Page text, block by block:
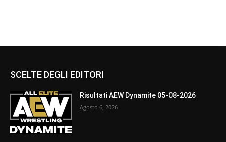
SCELTE DEGLI EDITORI
Risultati AEW Dynamite 05-08-2026
Agosto 6, 2026